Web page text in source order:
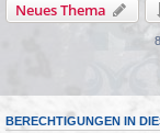
Neues Thema
BERECHTIGUNGEN IN